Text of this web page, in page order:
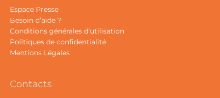
Espace Presse
Besoin d’aide ?
Conditions générales d’utilisation
Politiques de confidentialité
Mentions Légales
Contacts